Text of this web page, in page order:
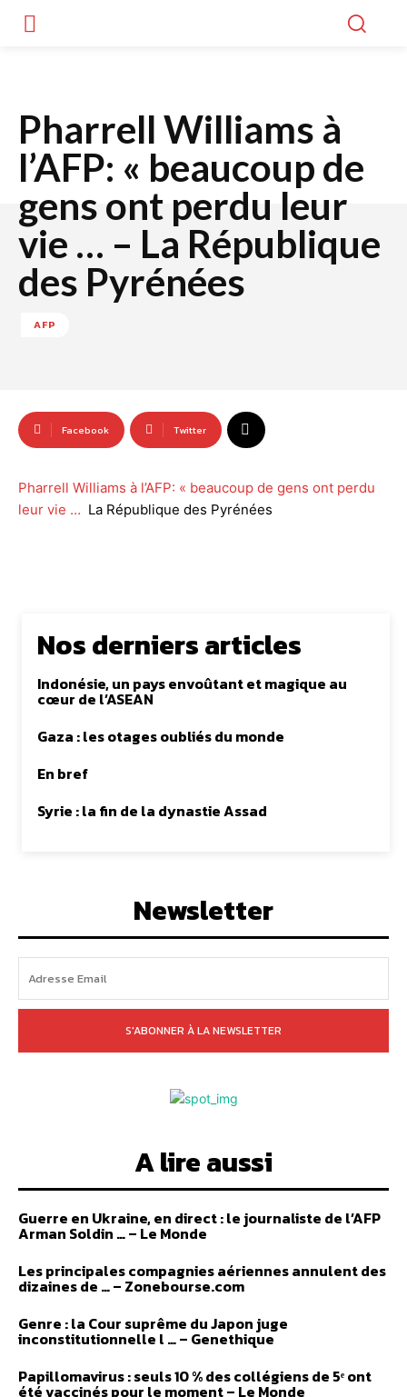
Pharrell Williams à
l’AFP: « beaucoup de
gens ont perdu leur
vie … – La République
des Pyrénées
AFP
Facebook Twitter
Pharrell Williams à l’AFP: « beaucoup de gens ont perdu
leur vie … La République des Pyrénées
Nos derniers articles
Indonésie, un pays envoûtant et magique au
cœur de l’ASEAN
Gaza : les otages oubliés du monde
En bref
Syrie : la fin de la dynastie Assad
Newsletter
S'ABONNER À LA NEWSLETTER
A lire aussi
Guerre en Ukraine, en direct : le journaliste de l’AFP
Arman Soldin … – Le Monde
Les principales compagnies aériennes annulent des
dizaines de … – Zonebourse.com
Genre : la Cour suprême du Japon juge
inconstitutionnelle l … – Genethique
Papillomavirus : seuls 10 % des collégiens de 5ᵉ ont
été vaccinés pour le moment – Le Monde